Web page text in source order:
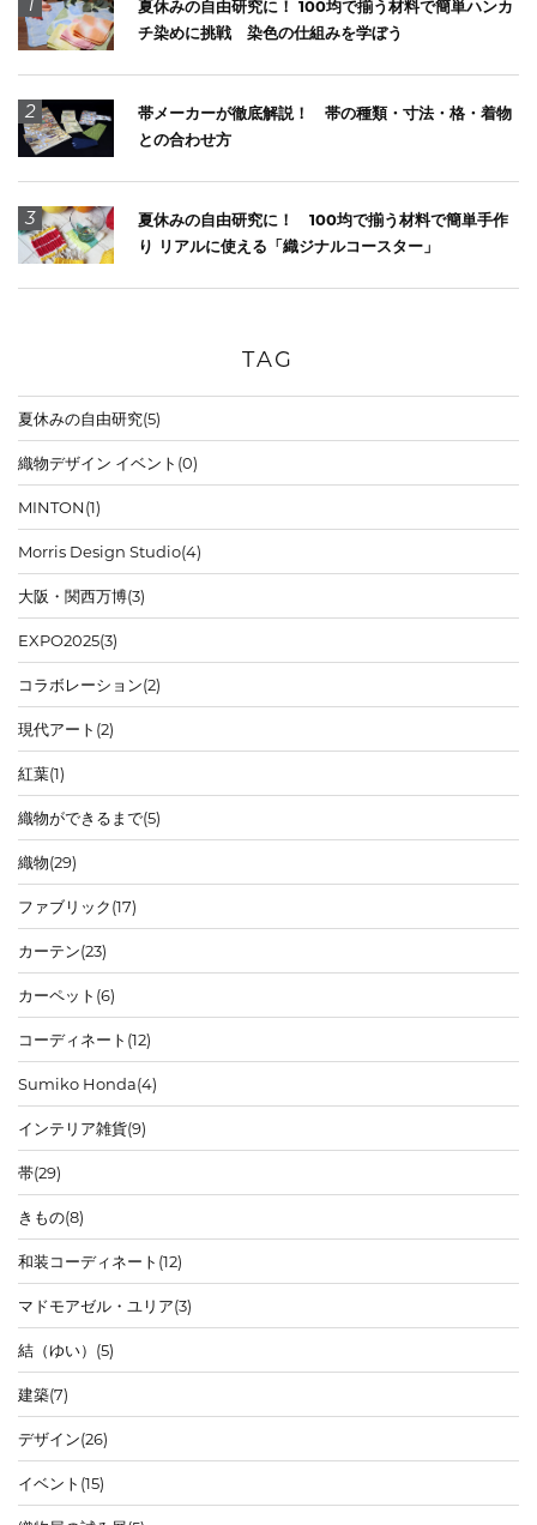
夏休みの自由研究に！ 100均で揃う材料で簡単ハンカ
チ染めに挑戦 染色の仕組みを学ぼう
2
帯メーカーが徹底解説！ 帯の種類・寸法・格・着物
との合わせ方
3
夏休みの自由研究に！ 100均で揃う材料で簡単手作
り リアルに使える「織ジナルコースター」
TAG
夏休みの自由研究(5)
織物デザイン イベント (0)
MINTON(1)
Morris Design Studio(4)
大阪・関西万博(3)
EXPO2025(3)
コラボレーション(2)
現代アート (2)
紅葉(1)
織物ができるまで(5)
織物(29)
ファブリック(17)
カーテン(23)
カーペット (6)
コーディネート (12)
Sumiko Honda(4)
インテリア雑貨(9)
帯(29)
きもの(8)
和装コーディネート (12)
マドモアゼル・ユリア(3)
結（ゆい） (5)
建築(7)
デザイン(26)
イベント (15)